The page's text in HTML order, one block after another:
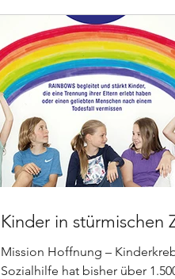
Kinder in stürmischen
Mission Hoffnung –
Sozialhilfe hat bisher über